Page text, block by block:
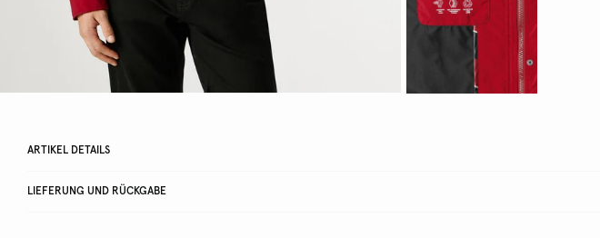
ARTIKEL DETAILS
LIEFERUNG UND RÜCKGABE